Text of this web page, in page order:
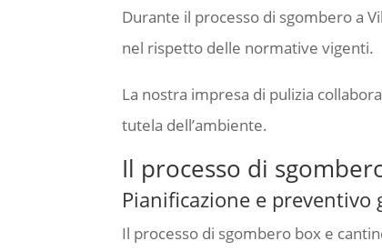
Durante il processo di sgombero a
nel rispetto delle normative vigenti.
La nostra impresa di pulizia
tutela dell’ambiente.
Il processo di
Pianificazione e preventivo
Il processo di sgombero box e